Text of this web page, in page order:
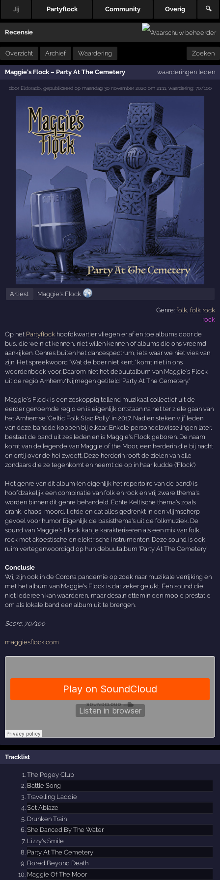
Jij Partyflock Community Overig 🔍
Recensie
Overzicht Archief Waardering Zoeken
Maggie's Flock – Party At The Cemetery waarderingen leden
door Eldorado, gepubliceerd op maandag 30 november 2020 om 21:11 waardering: 70/100
Artiest Maggie's Flock
Genre: folk, folk rock
rock
Op het Partyflock hoofdkwartier vliegen er af en toe albums door de
bus, die we niet kennen, niet willen kennen of albums die ons vreemd
aankijken. Genres buiten het dancespectrum, iets waar we niet vies van
zijn. Het spreekwoord 'Wat de boer niet kent..' komt niet in ons
woordenboek voor. Daarom niet het debuutalbum van Maggie's Flock
uit de regio Arnhem/Nijmegen getiteld 'Party At The Cemetery.'
Maggie's Flock is een zeskoppig tellend muzikaal collectief uit de
eerder genoemde regio en is eigenlijk ontstaan na het ter ziele gaan van
het Arnhemse 'Celtic Folk Stac Polly' in 2017. Nadien steken vijf leden
van deze bandde koppen bij elkaar. Enkele personeelswisselingen later,
bestaat de band uit zes leden en is Maggie's Flock geboren. De naam
komt van de legende van Maggie of the Moor, een herderin die bij nacht
en ontij over de hei zweeft. Deze herderin rooft de zielen van alle
zondaars die ze tegenkomt en neemt de op in haar kudde ('Flock')
Het genre van dit album (en eigenlijk het repertoire van de band) is
hoofdzakelijk een combinatie van folk en rock en vrij zware thema's
worden binnen dit genre behandeld. Echte Keltische thema's zoals
drank, chaos, moord, liefde en dat alles gedrenkt in een vlijmscherp
gevoel voor humor. Eigenlijk de basisthema's uit de folkmuziek. De
sound van Maggie's Flock kan je karakteriseren als een mix van folk,
rock met akoestische en elektrische instrumenten. Deze sound is ook
ruim vertegenwoordigd op hun debuutalbum 'Party At The Cemetery'
Conclusie
Wij zijn ook in de Corona pandemie op zoek naar muzikale verrijking en
met het album van Maggie's Flock is dat zeker gelukt. Een sound die
niet iedereen kan waarderen, maar desalniettemin een mooie prestatie
om als lokale band een album uit te brengen.
Score: 70/100
maggiesflock.com
Tracklist
The Pogey Club
Battle Song
Travelling Laddie
Set Ablaze
Drunken Train
She Danced By The Water
Lizzy's Smile
Party At The Cemetery
Bored Beyond Death
Maggie Of The Moor